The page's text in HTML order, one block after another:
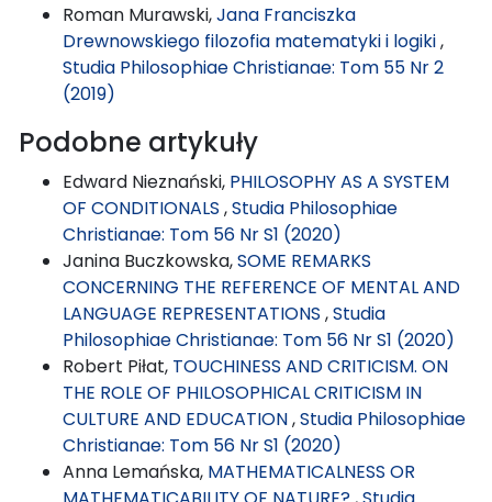
Roman Murawski,Jana Franciszka
Drewnowskiego filozofia matematyki i logiki,
Studia Philosophiae Christianae: Tom 55 Nr 2
(2019)
Podobne artykuły
Edward Nieznański, PHILOSOPHY AS A SYSTEM
OF CONDITIONALS ,Studia Philosophiae
Christianae: Tom 56 Nr S1 (2020)
Janina Buczkowska,SOME REMARKS
CONCERNING THE REFERENCE OF MENTAL AND
LANGUAGE REPRESENTATIONS ,Studia
Philosophiae Christianae: Tom 56 Nr S1 (2020)
Robert Piłat, TOUCHINESS AND CRITICISM. ON
THE ROLE OF PHILOSOPHICAL CRITICISM IN
CULTURE AND EDUCATION,Studia Philosophiae
Christianae: Tom 56 Nr S1 (2020)
Anna Lemańska, MATHEMATICALNESS OR